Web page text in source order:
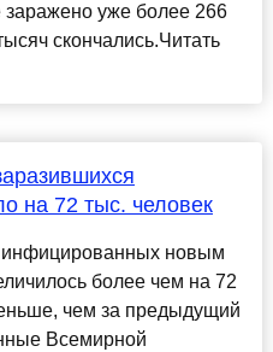
уже более 266
скончались.Читать
на 72 тыс. человек
инфицированных новым
более чем на 72
чем за предыдущий
Всемирной